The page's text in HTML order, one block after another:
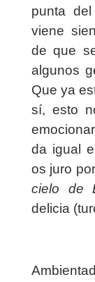
punta
viene
de que
algunos
Que ya
sí, esto
da igual
os juro
cielo de
delicia